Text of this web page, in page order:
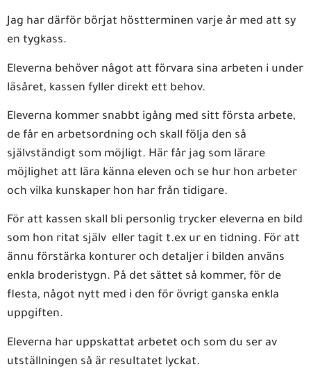
Jag har därför börjat höstterminen varje år med att sy
en tygkass.
Eleverna behöver något att förvara sina arbeten i under
läsåret, kassen fyller direkt ett behov.
Eleverna kommer snabbt igång med sitt första arbete,
de får en arbetsordning och skall följa den så
självständigt som möjligt. Här får jag som lärare
möjlighet att lära känna eleven och se hur hon arbeter
och vilka kunskaper hon har från tidigare.
För att kassen skall bli personlig trycker eleverna en bild
som hon ritat själv eller tagit t.ex ur en tidning. För att
ännu förstärka konturer och detaljer i bilden använs
enkla broderistygn. På det sättet så kommer, för de
flesta, något nytt med i den för övrigt ganska enkla
uppgiften.
Eleverna har uppskattat arbetet och som du ser av
utställningen så är resultatet lyckat.